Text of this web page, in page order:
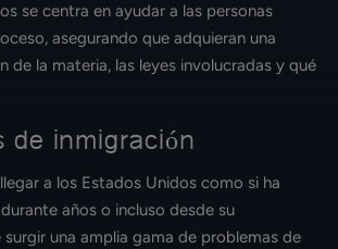
se centra en ayudar a las personas
asegurando que adquieran una
de la materia, las leyes involucradas y qué
de inmigración
a los Estados Unidos como si ha
años o incluso desde su
una amplia gama de problemas de